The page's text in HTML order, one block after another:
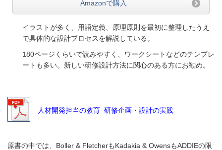
Amazonで購入
イラストが多く、用語定義、原理原則を最初に整理したうえ
で具体的な設計プロセスを解説している。
180ページくらいで読みやすく、ワークシートなどのテンプレ
ートも多い。新しい研修設計方法に関心のある方にお勧め。
人材開発担当の教育_研修企画・設計の実践
原書の中では、Boller & FletcherもKadakia & OwensもADDIEの限